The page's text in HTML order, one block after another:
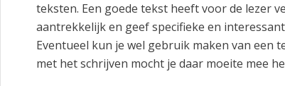
teksten. Een goede tekst heeft voor de lezer
aantrekkelijk en geef specifieke en
Eventueel kun je wel gebruik maken van een
met het schrijven mocht je daar moeite mee